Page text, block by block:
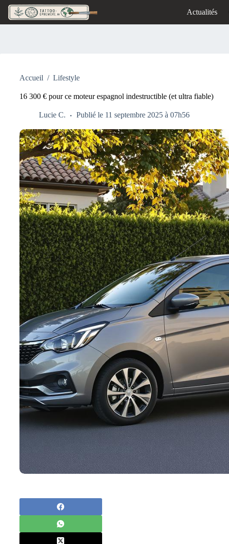
Passer
contenu
Actualités
Accueil / Lifestyle
16 300 € pour ce moteur espagnol indestructible (et ultra fiable)
Lucie C. Publié le 11 septembre 2025 à 07h56